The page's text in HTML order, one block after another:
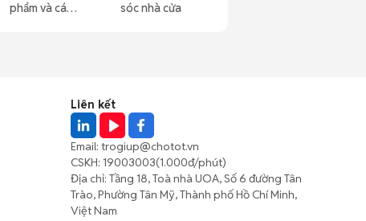
phẩm và các
sóc nhà cửa
Liên kết
Email: trogiup@chotot.vn
CSKH: 19003003(1.000đ/phút)
Địa chỉ: Tầng 18, Toà nhà UOA, Số 6 đường Tân
Trào, Phường Tân Mỹ, Thành phố Hồ Chí Minh,
Việt Nam